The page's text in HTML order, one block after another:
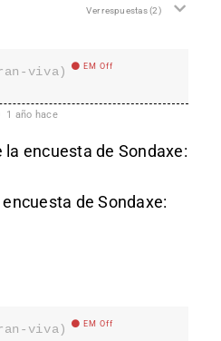
Ver respuestas(2)
viva) EM Off
1 año hace
encuesta de Sondaxe:
de Sondaxe:
viva) EM Off